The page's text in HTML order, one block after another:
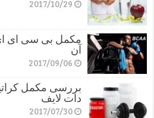
2017/10/29
مکمل بی سی ای ای
آن
2017/09/06
بررسی مکمل
دات لایف
2017/07/30